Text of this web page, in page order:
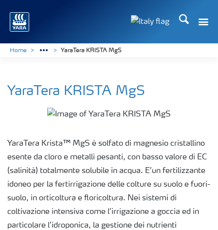
Cerca
Home YaraTera KRISTA MgS
YaraTera KRISTA MgS
YaraTera Krista™ MgS è solfato di magnesio cristallino
esente da cloro e metalli pesanti, con basso valore di EC
(salinità) totalmente solubile in acqua. E’un fertilizzante
idoneo per la fertirrigazione delle colture su suolo e fuori-
suolo, in orticoltura e floricoltura. Nei sistemi di
coltivazione intensiva come l’irrigazione a goccia ed in
particolare l’idroponica, la gestione dei nutrienti